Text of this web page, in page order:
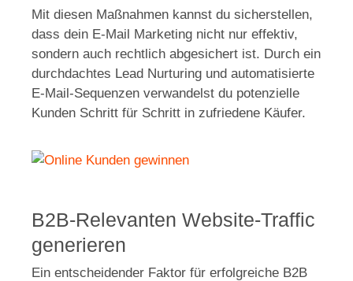
Mit diesen Maßnahmen kannst du sicherstellen,
dass dein E-Mail Marketing nicht nur effektiv,
sondern auch rechtlich abgesichert ist. Durch ein
durchdachtes Lead Nurturing und automatisierte
E-Mail-Sequenzen verwandelst du potenzielle
Kunden Schritt für Schritt in zufriedene Käufer.
B2B-Relevanten Website-Traffic
generieren
Ein entscheidender Faktor für erfolgreiche B2B